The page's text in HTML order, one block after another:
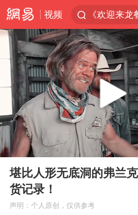
视频
《欢迎来
情侣福建平
杭州全市
直击东北超
香港宏福
白海豚将正
郑丽文：台
Play
00:00
堪比人形无底洞的弗兰
货记录！
声明：个人原创，仅供参考